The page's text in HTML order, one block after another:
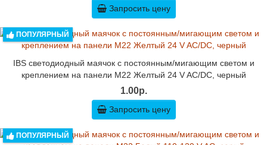
Запросить цену
ПОПУЛЯРНЫЙ
IBS светодиодный маячок с постоянным/мигающим светом и
креплением на панели M22 Желтый 24 V AC/DC, черный
1.00р.
Запросить цену
ПОПУЛЯРНЫЙ